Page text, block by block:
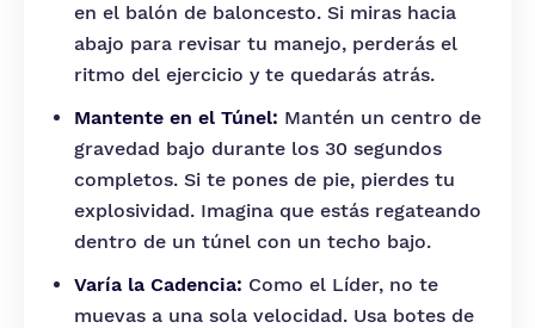
en el balón de baloncesto. Si miras hacia
abajo para revisar tu manejo, perderás el
ritmo del ejercicio y te quedarás atrás.
Mantente en el Túnel: Mantén un centro de
gravedad bajo durante los 30 segundos
completos. Si te pones de pie, pierdes tu
explosividad. Imagina que estás regateando
dentro de un túnel con un techo bajo.
Varía la Cadencia: Como el Líder, no te
muevas a una sola velocidad. Usa botes de